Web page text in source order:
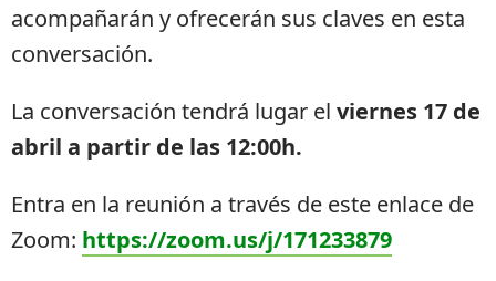
acompañarán y ofrecerán sus claves en esta
conversación.
La conversación tendrá lugar el viernes 17 de
abril a partir de las 12:00h.
Entra en la reunión a través de este enlace de
Zoom: https://zoom.us/j/171233879